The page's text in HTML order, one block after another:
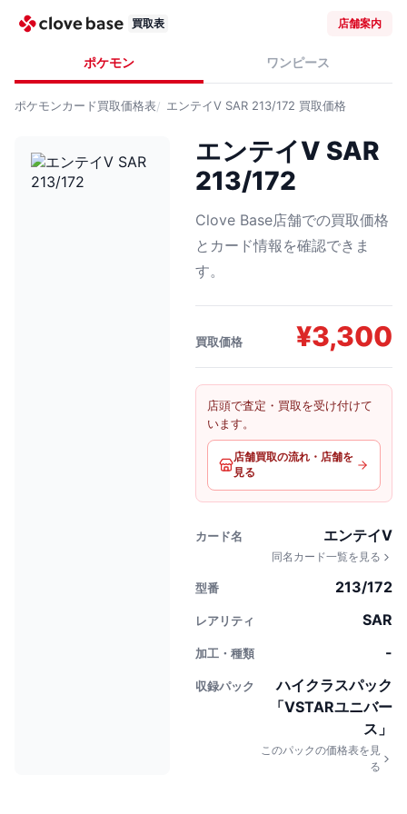
買取表 店舗案内
ポケモン ワンピース
ポケモンカード買取価格表 エンテイV SAR 213/172 買取価格
エンテイV SAR
213/172
Clove Base店舗での買取価格
とカード情報を確認できま
す。
買取価格 ¥3,300
店頭で査定・買取を受け付けて
います。
店舗買取の流れ・店舗を
見る
カード名 エンテイV
同名カード一覧を見る
型番 213/172
レアリティ SAR
加工・種類 -
収録パック
ハイクラスパック
「VSTARユニバー
ス」
このパックの価格表を見
る